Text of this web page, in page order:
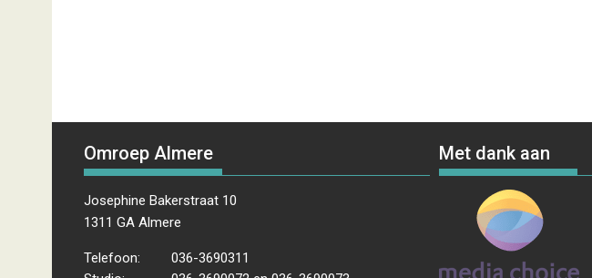
Omroep Almere
Josephine Bakerstraat 10
1311 GA Almere
Telefoon:
036-3690311
Met dank aan